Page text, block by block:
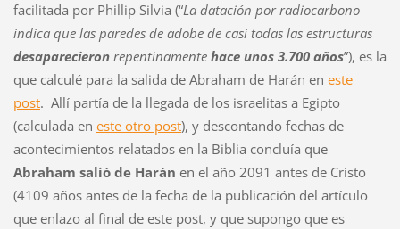
facilitada por Phillip Silvia (“La datación por radiocarbono
indicaque las paredes de adobe de casi todas las estructuras
desaparecieron repentinamente hace unos 3.700años”), es la
que calculé para la salida de Abraham de Harán en este
post. Allí partía de la llegada de los israelitas a Egipto
(calculada en este otro post), y descontando fechas de
acontecimientos relatados en la Biblia concluía que
Abraham salió de Harán en el año 2091 antes de Cristo
(4109 años antes de la fecha de la publicación del artículo
que enlazo al final de este post, y que supongo que es